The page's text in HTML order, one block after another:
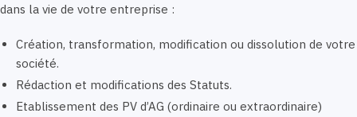
dans la vie de votre entreprise :
Création, transformation, modification ou dissolution de votre
société.
Rédaction et modifications des Statuts.
Etablissement des PV d’AG (ordinaire ou extraordinaire)